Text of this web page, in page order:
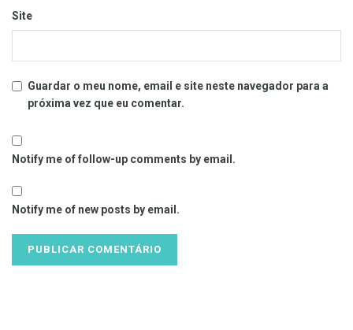
Site
Guardar o meu nome, email e site neste navegador para a
próxima vez que eu comentar.
Notify me of follow-up comments by email.
Notify me of new posts by email.